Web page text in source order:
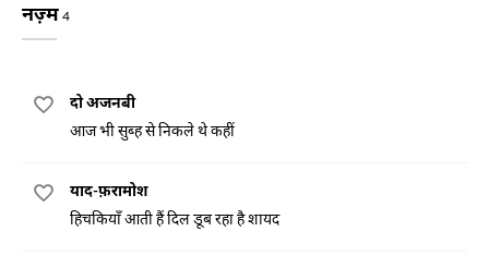
नज़्म 4
दो अजनबी
आज भी सुब्ह से निकले थे कहीं
याद-फ़रामोश
हिचकियाँ आती हैं दिल डूब रहा है शायद